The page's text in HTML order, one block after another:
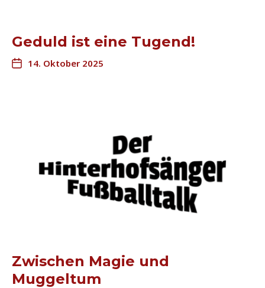
Geduld ist eine Tugend!
14. Oktober 2025
Zwischen Magie und
Muggeltum